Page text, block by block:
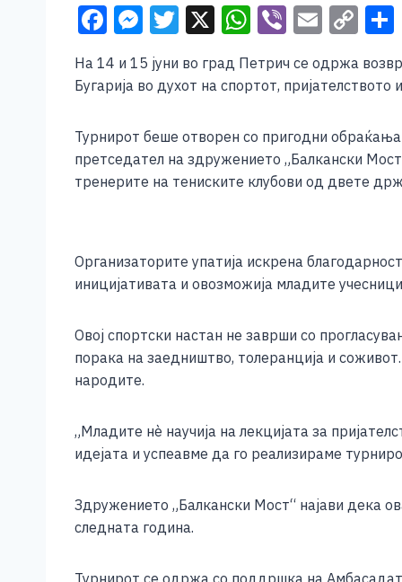
F
a
c
e
b
o
o
M
e
ss
e
n
g
er
T
tt
X W
at
A
p
p
Vi
er
E
ai
C
p
Li
n
k
На 14 и 15 јуни во град Петрич се одржа
Бугарија во духот на спортот, пријателството
Турнирот беше отворен со пригодни
претседател на здружението „Балкански
тренерите на тениските клубови од двете
Организаторите упатија искрена
иницијативата и овозможија младите
Овој спортски настан не заврши со
порака на заедништво, толеранција и
народите.
„Младите нѐ научија на лекцијата за
идејата и успеавме да го реализираме
Здружението „Балкански Мост“ најави дека
следната година.